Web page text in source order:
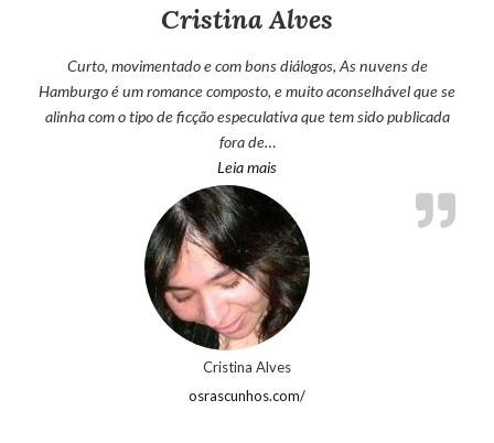
Cristina Alves
Curto, movimentado e com bons diálogos, As nuvens de
Hamburgo é um romance composto, e muito aconselhável que se
alinha com o tipo de ficção especulativa que tem sido publicada
fora de…
Leia mais“Cristina Alves”
Cristina Alves
osrascunhos.com/